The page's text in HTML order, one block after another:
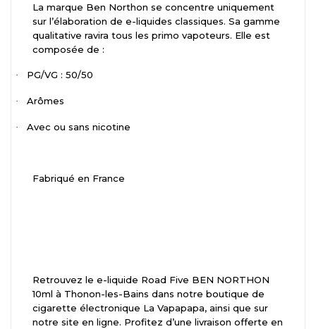
La marque Ben Northon se concentre uniquement
sur l’élaboration de e-liquides classiques. Sa gamme
qualitative ravira tous les primo vapoteurs. Elle est
composée de :
· PG/VG : 50/50
· Arômes
· Avec ou sans nicotine
Fabriqué en France
Retrouvez le e-liquide Road Five BEN NORTHON
10ml à Thonon-les-Bains dans notre boutique de
cigarette électronique La Vapapapa, ainsi que sur
notre site en ligne. Profitez d’une livraison offerte en